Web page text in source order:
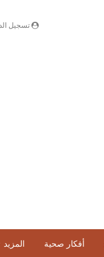
تسجيل
أفكار صحية المزيد